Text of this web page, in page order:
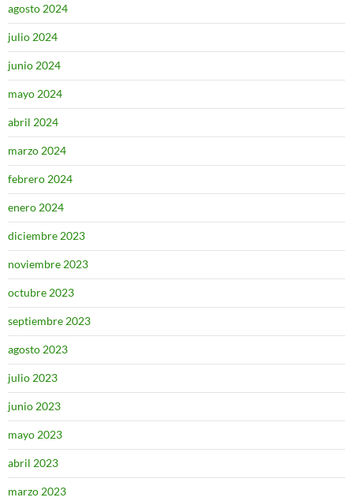
agosto 2024
julio 2024
junio 2024
mayo 2024
abril 2024
marzo 2024
febrero 2024
enero 2024
diciembre 2023
noviembre 2023
octubre 2023
septiembre 2023
agosto 2023
julio 2023
junio 2023
mayo 2023
abril 2023
marzo 2023